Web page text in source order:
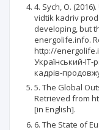
4. Sych, O.
vidtik kadriv
developing, but
energolife.info.
http://
Український-IT-
кадрів-
5. The Global
Retrieved from
[in English].
6. The State of